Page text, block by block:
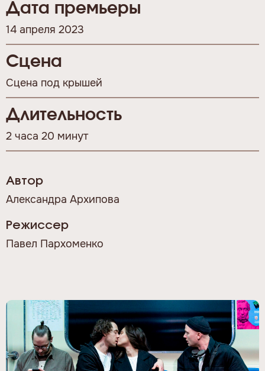
Дата премьеры
14 апреля 2023
Сцена
Сцена под крышей
Длительность
2 часа 20 минут
Автор
Александра Архипова
Режиссер
Павел Пархоменко